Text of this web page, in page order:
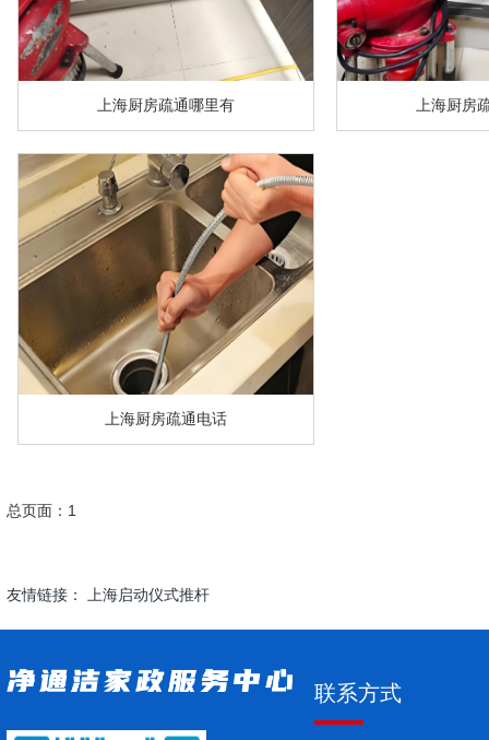
上海厨房疏通哪里有 上海厨房
上海厨房疏通电话
总页面：1
友情链接： 上海启动仪式推杆
联系方式